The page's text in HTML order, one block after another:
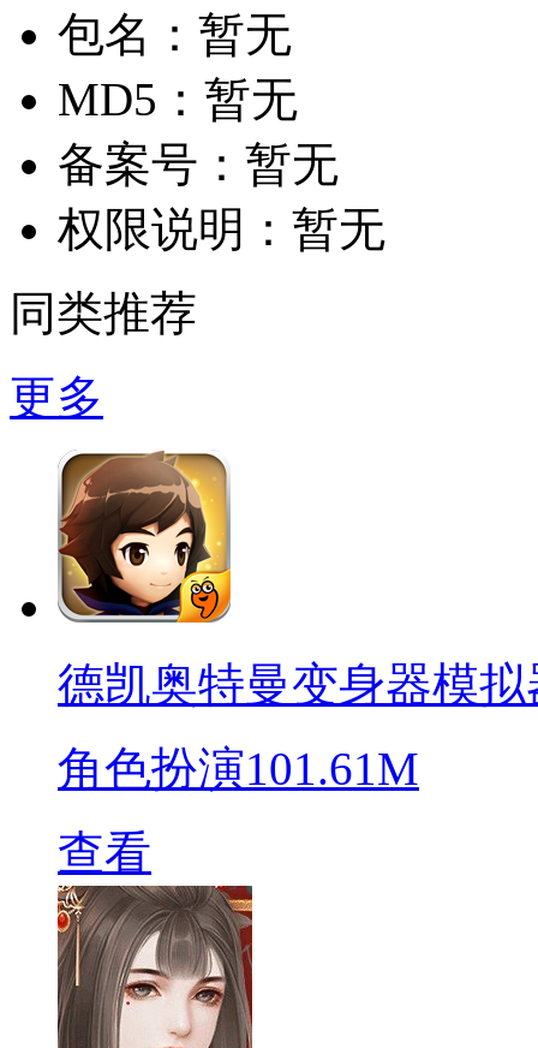
包名： 暂无
MD5： 暂无
备案号： 暂无
权限说明： 暂无
同类推荐
更多
德凯奥特曼变身器模
角色扮演101.61M
查看